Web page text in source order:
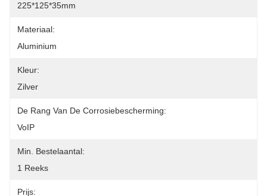
225*125*35mm
Materiaal:
Aluminium
Kleur:
Zilver
De Rang Van De Corrosiebescherming:
VoIP
Min. Bestelaantal:
1 Reeks
Prijs: